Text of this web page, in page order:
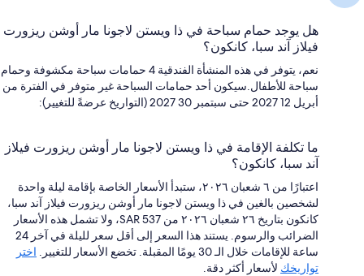
هل يوجد حمام سباحة في ذا ويستن لاجونا مار أوشن ريزورت
فيلاز آند سبا، كانكون؟
نعم، يتوفر في هذه المنشأة الفندقية 4 حمامات سباحة مكشوفة وحمام
سباحة للأطفال.سيكون أحد حمامات السباحة غير متوفر في الفترة من
أبريل 12 2027 حتى سبتمبر 30 2027 (التواريخ عرضةً للتغيير):
ما تكلفة الإقامة في ذا ويستن لاجونا مار أوشن ريزورت فيلاز
آند سبا، كانكون؟
اعتبارًا من ٦ شعبان ٢٠٢٦، ستبدأ الأسعار الخاصة بإقامة ليلة واحدة
لشخصين بالغين في ذا ويستن لاجونا مار أوشن ريزورت فيلاز آند سبا،
كانكون بتاريخ ٢٦ شعبان ٢٠٢٦ من SAR 537، ولا تشمل هذه الأسعار
الضرائب والرسوم. يستند هذا السعر إلى أقل سعر لليلة في آخر 24
ساعة للإقامات خلال الـ 30 يومًا المقبلة. تخضع الأسعار للتغيير.
اختر
تواريخك لأسعار أكثر دقة.